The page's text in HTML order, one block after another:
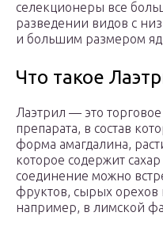
селекционеры все
разведении видов с
и большим размером
Что такое
Лаэтрил — это
препарата, в состав
форма амагдалина,
которое содержит
соединение можно
фруктов, сырых орехов
например, в лимской